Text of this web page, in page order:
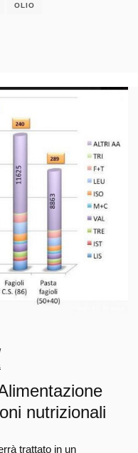
OLIO
nutrizionali
trattato in un